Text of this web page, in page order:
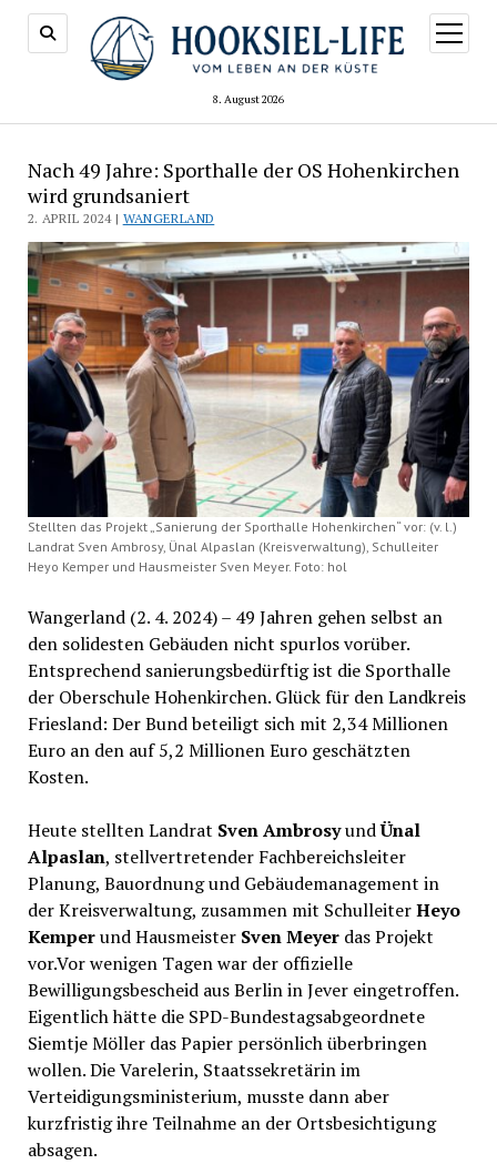
8. August 2026
Menü
öffnen
Nach 49 Jahre: Sporthalle der OS Hohenkirchen
wird grundsaniert
2. APRIL 2024 | WANGERLAND
Stellten das Projekt „Sanierung der Sporthalle Hohenkirchen“ vor: (v. l.)
Landrat Sven Ambrosy, Ünal Alpaslan (Kreisverwaltung), Schulleiter
Heyo Kemper und Hausmeister Sven Meyer. Foto: hol
Wangerland (2. 4. 2024) – 49 Jahren gehen selbst an
den solidesten Gebäuden nicht spurlos vorüber.
Entsprechend sanierungsbedürftig ist die Sporthalle
der Oberschule Hohenkirchen. Glück für den Landkreis
Friesland: Der Bund beteiligt sich mit 2,34 Millionen
Euro an den auf 5,2 Millionen Euro geschätzten
Kosten.
Heute stellten Landrat Sven AmbrosyundÜnal
Alpaslan, stellvertretender Fachbereichsleiter
Planung, Bauordnung und Gebäudemanagement in
der Kreisverwaltung, zusammen mit SchulleiterHeyo
Kemperund Hausmeister Sven Meyerdas Projekt
vor.Vor wenigen Tagen war der offizielle
Bewilligungsbescheid aus Berlin in Jever eingetroffen.
Eigentlich hätte die SPD-Bundestagsabgeordnete
Siemtje Möller das Papier persönlich überbringen
wollen. Die Varelerin, Staatssekretärin im
Verteidigungsministerium, musste dann aber
kurzfristig ihre Teilnahme an der Ortsbesichtigung
absagen.